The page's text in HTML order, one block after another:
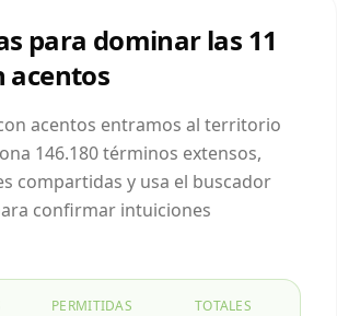
para dominar las 11
acentos
acentos entramos al territorio
146.180 términos extensos,
compartidas y usa el buscador
confirmar intuiciones
PERMITIDAS TOTALES